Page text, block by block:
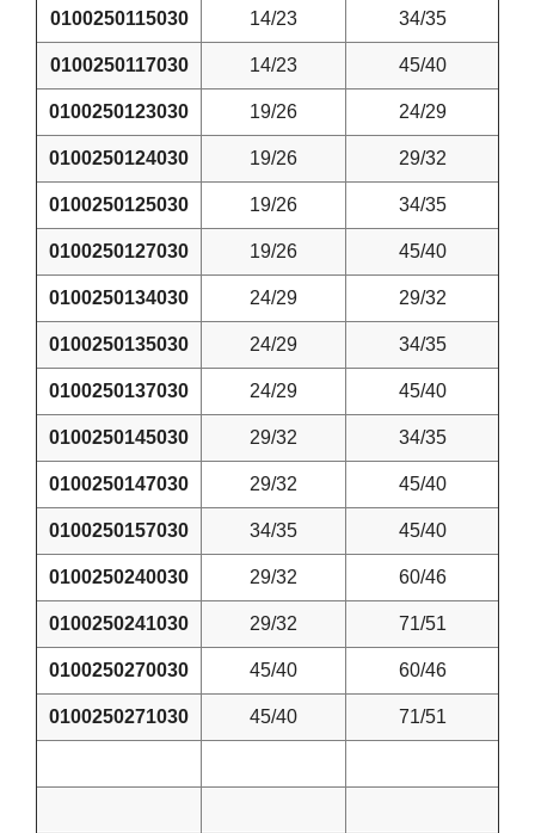
0100250115030 14/23 34/35
0100250117030 14/23 45/40
0100250123030 19/26 24/29
0100250124030 19/26 29/32
0100250125030 19/26 34/35
0100250127030 19/26 45/40
0100250134030 24/29 29/32
0100250135030 24/29 34/35
0100250137030 24/29 45/40
0100250145030 29/32 34/35
0100250147030 29/32 45/40
0100250157030 34/35 45/40
0100250240030 29/32 60/46
0100250241030 29/32 71/51
0100250270030 45/40 60/46
0100250271030 45/40 71/51